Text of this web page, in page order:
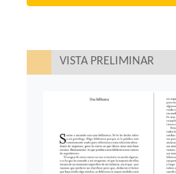
VISTA PRELIMINAR